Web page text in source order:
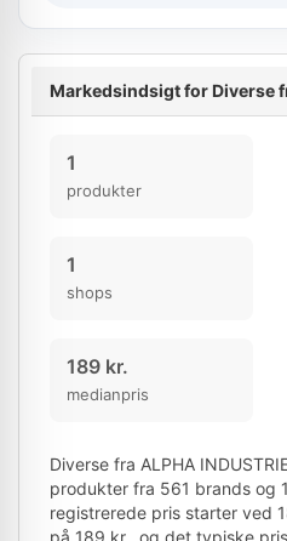
Markedsindsigt for Diverse
1
produkter
1
shops
189 kr.
medianpris
Diverse fra ALPHA
produkter fra 561 brands og
registrerede pris starter ved
på 189 kr., og det typiske